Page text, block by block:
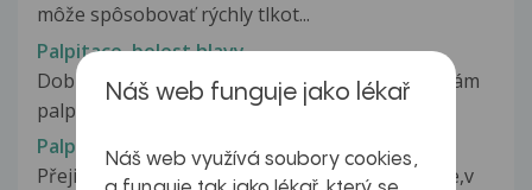
môže spôsobovať rýchly tlkot...
Palpitace, bolest hlavy
Dobrý den, chtěla bych se zeptat, 1x denně mívám
palpitace srdce, takové zrychlené...
Palpitace, bolest za hrudní kostí, dušnost
Přeji hezký den...mám již přiblížně 15 let arytmie,v
Náš web funguje jako lékař
Náš web využívá soubory cookies,